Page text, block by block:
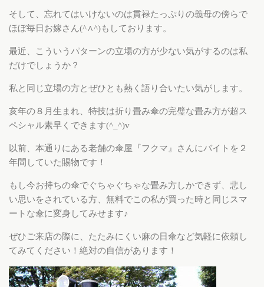
そして、忘れてはいけないのは貫禄たっぷりの義母の傍らで
ほぼ毎日お嫁さん(^∧^)もしております。
最近、こういうパターンの立場の方が少ない気がするのは私
だけでしょうか？
私と同じ立場の方とぜひとも熱く語り合いたい気がします。
亥年の８月生まれ、特技は折り畳み傘の完璧な畳み方が超ス
ペシャル素早くできます(^_^)v
以前、本通りにある老舗の傘屋『フクマ』さんにバイトを２
年間していた賜物です！
もし今お持ちの傘でぐちゃぐちゃな畳み方しかできず、悲し
い思いをされている方、無料でこの私が買った時と同じスマ
ートな傘に変身してみせます♪
ぜひご来店の際に、たたみにくい麻の日傘など気軽に依頼し
てみてください！絶対の自信があります！